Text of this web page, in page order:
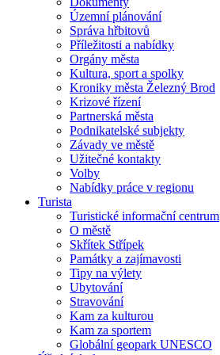
Územní plánování
Správa hřbitovů
Příležitosti a nabídky
Orgány města
Kultura, sport a spolky
Kroniky města Železný Brod
Krizové řízení
Partnerská města
Podnikatelské subjekty
Závady ve městě
Užitečné kontakty
Volby
Nabídky práce v regionu
Turista
Turistické informační centrum
O městě
Skřítek Střípek
Památky a zajímavosti
Tipy na výlety
Ubytování
Stravování
Kam za kulturou
Kam za sportem
Globální geopark UNESCO